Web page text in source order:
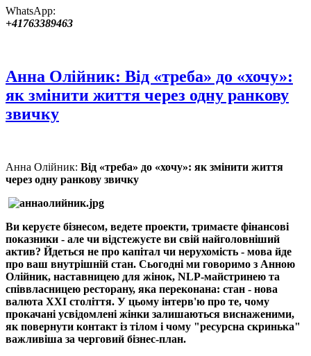
WhatsApp:
+41763389463
Анна Олійник: Від «треба» до «хочу»:
як змінити життя через одну ранкову
звичку
Анна Олійник: Від «треба» до «хочу»: як змінити життя
через одну ранкову звичку
Ви керуєте бізнесом, ведете проекти, тримаєте фінансові
показники - але чи відстежуєте ви свій найголовніший
актив? Йдеться не про капітал чи нерухомість - мова йде
про ваш внутрішній стан. Сьогодні ми говоримо з Анною
Олійник, наставницею для жінок, NLP-майстринею та
співвласницею ресторану, яка переконана: стан - нова
валюта XXI століття. У цьому інтерв'ю про те, чому
прокачані усвідомлені жінки залишаються виснаженими,
як повернути контакт із тілом і чому "ресурсна скринька"
важливіша за черговий бізнес-план.